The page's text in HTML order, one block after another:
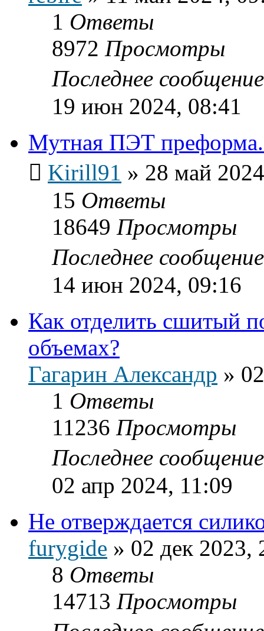
1 Ответы
8972 Просмотры
Последнее
19 июн 2024, 08:41
Мутная ПЭТ
Kirill91 » 28 май
15 Ответы
18649 Просмотры
Последнее
14 июн 2024, 09:16
Как отделить сшитый
объемах?
Гагарин Александр »
1 Ответы
11236 Просмотры
Последнее
02 апр 2024, 11:09
Не отверждается
furygide » 02 дек 2023,
8 Ответы
14713 Просмотры